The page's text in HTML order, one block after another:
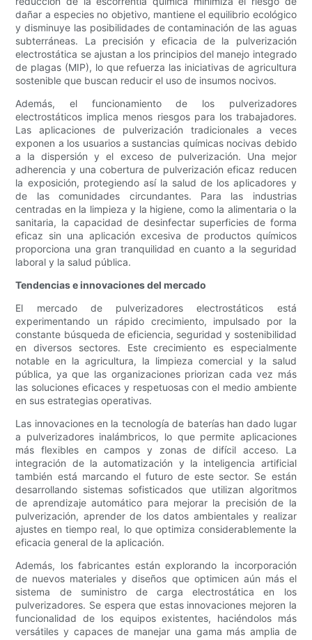
dañar a especies no objetivo, mantiene el equilibrio ecológico
y disminuye las posibilidades de contaminación de las aguas
subterráneas. La precisión y eficacia de la pulverización
electrostática se ajustan a los principios del manejo integrado
de plagas (MIP), lo que refuerza las iniciativas de agricultura
sostenible que buscan reducir el uso de insumos nocivos.
Además, el funcionamiento de los pulverizadores
electrostáticos implica menos riesgos para los trabajadores.
Las aplicaciones de pulverización tradicionales a veces
exponen a los usuarios a sustancias químicas nocivas debido
a la dispersión y el exceso de pulverización. Una mejor
adherencia y una cobertura de pulverización eficaz reducen
la exposición, protegiendo así la salud de los aplicadores y
de las comunidades circundantes. Para las industrias
centradas en la limpieza y la higiene, como la alimentaria o la
sanitaria, la capacidad de desinfectar superficies de forma
eficaz sin una aplicación excesiva de productos químicos
proporciona una gran tranquilidad en cuanto a la seguridad
laboral y la salud pública.
Tendencias e innovaciones del mercado
El mercado de pulverizadores electrostáticos está
experimentando un rápido crecimiento, impulsado por la
constante búsqueda de eficiencia, seguridad y sostenibilidad
en diversos sectores. Este crecimiento es especialmente
notable en la agricultura, la limpieza comercial y la salud
pública, ya que las organizaciones priorizan cada vez más
las soluciones eficaces y respetuosas con el medio ambiente
en sus estrategias operativas.
Las innovaciones en la tecnología de baterías han dado lugar
a pulverizadores inalámbricos, lo que permite aplicaciones
más flexibles en campos y zonas de difícil acceso. La
integración de la automatización y la inteligencia artificial
también está marcando el futuro de este sector. Se están
desarrollando sistemas sofisticados que utilizan algoritmos
de aprendizaje automático para mejorar la precisión de la
pulverización, aprender de los datos ambientales y realizar
ajustes en tiempo real, lo que optimiza considerablemente la
eficacia general de la aplicación.
Además, los fabricantes están explorando la incorporación
de nuevos materiales y diseños que optimicen aún más el
sistema de suministro de carga electrostática en los
pulverizadores. Se espera que estas innovaciones mejoren la
funcionalidad de los equipos existentes, haciéndolos más
versátiles y capaces de manejar una gama más amplia de